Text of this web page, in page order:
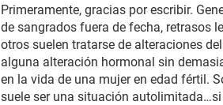
Primeramente, gracias por escribir.
de sangrados fuera de fecha, retrasos
otros suelen tratarse de alteraciones
alguna alteración hormonal sin
en la vida de una mujer en edad fértil.
suele ser una situación